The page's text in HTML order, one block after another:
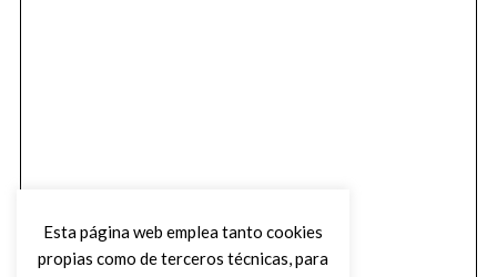
Esta página web emplea tanto cookies
propias como de terceros técnicas, para